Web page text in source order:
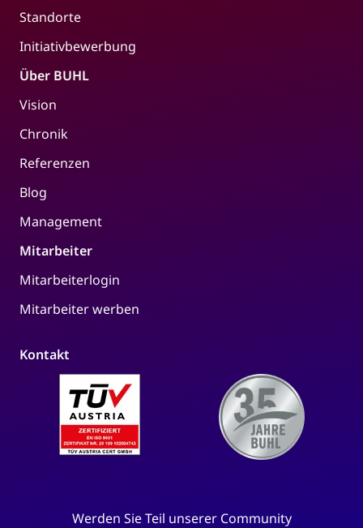
Standorte
Initiativbewerbung
Über BUHL
Vision
Chronik
Referenzen
Blog
Management
Mitarbeiter
Mitarbeiterlogin
Mitarbeiter werben
Kontakt
Werden Sie Teil unserer Community